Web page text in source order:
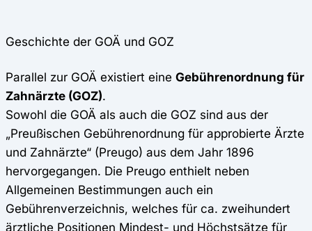
Geschichte der GOÄ und GOZ
Parallel zur GOÄ existiert eine Gebührenordnung für
Zahnärzte (GOZ).
Sowohl die GOÄ als auch die GOZ sind aus der
„Preußischen Gebührenordnung für approbierte Ärzte
und Zahnärzte“ (Preugo) aus dem Jahr 1896
hervorgegangen. Die Preugo enthielt neben
Allgemeinen Bestimmungen auch ein
Gebührenverzeichnis, welches für ca. zweihundert
ärztliche Positionen Mindest- und Höchstsätze für